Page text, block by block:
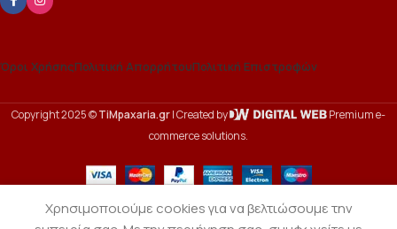
Όροι ΧρήσηςΠολιτική ΑπορρήτουΠολιτική Επιστροφών
Copyright 2025 ©TiMpaxaria.gr| Created by
Premium e-
commerce solutions.
Χρησιμοποιούμε cookies για να βελτιώσουμε την
4.00€